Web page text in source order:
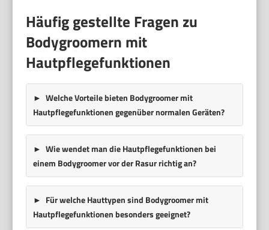
Häufig gestellte Fragen zu
Bodygroomern mit
Hautpflegefunktionen
Welche Vorteile bieten Bodygroomer mit
Hautpflegefunktionen gegenüber normalen Geräten?
Wie wendet man die Hautpflegefunktionen bei
einem Bodygroomer vor der Rasur richtig an?
Für welche Hauttypen sind Bodygroomer mit
Hautpflegefunktionen besonders geeignet?